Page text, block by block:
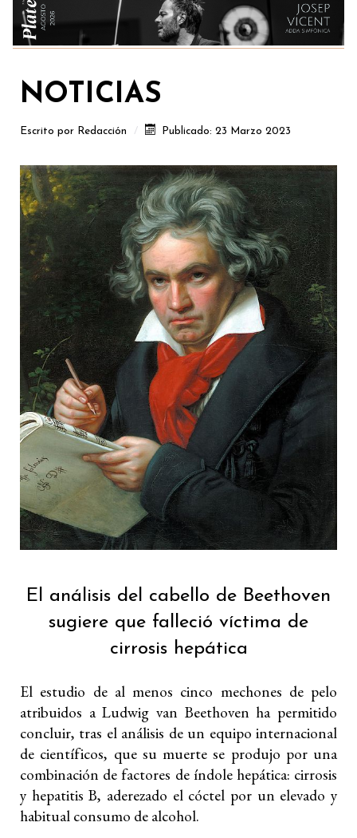
NOTICIAS
Escrito por Redacción Publicado: 23 Marzo 2023
El análisis del cabello de Beethoven
sugiere que falleció víctima de
cirrosis hepática
El estudio de al menos cinco mechones de pelo
atribuidos a Ludwig van Beethoven ha permitido
concluir, tras el análisis de un equipo internacional
de científicos, que su muerte se produjo por una
combinación de factores de índole hepática: cirrosis
y hepatitis B, aderezado el cóctel por un elevado y
habitual consumo de alcohol.